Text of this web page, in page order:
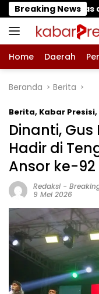
Langsung
ke
konten
Breaking News
Hukum
Home Daerah
Beranda Berita
Berita, Kabar Presisi,
‎Dinanti,
Hadir di
Ansor ke-
Redaksi-
9 Mei 2026